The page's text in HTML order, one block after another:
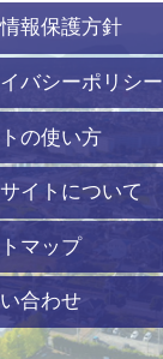
報保護方針
バシーポリシー
の使い方
イトについて
マップ
合わせ